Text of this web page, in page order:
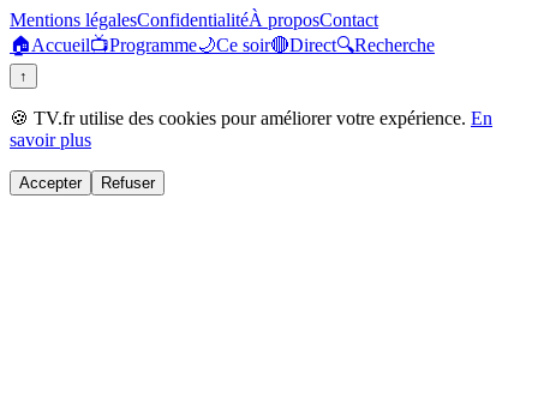
Mentions légalesConfidentialitéÀ proposContact
🏠Accueil📺Programme🌙Ce soir🔴Direct🔍Recherche
↑
🍪 TV.fr utilise des cookies pour améliorer votre expérience. En
savoir plus
Accepter Refuser